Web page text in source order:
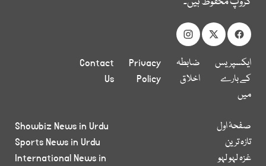
ایکسپریس
کے بارے
میں
ضابطہ
اخلاق
Privacy
Policy
Contact
Us
صفحۂ اول
تازہ ترین
غزہ لہو لہو
Showbiz News in Urdu
Sports News in Urdu
International News in